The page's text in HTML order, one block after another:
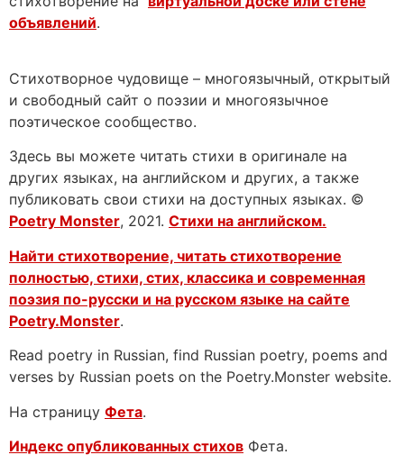
объявлений.
Стихотворное чудовище – многоязычный, открытый
и свободный сайт о поэзии и многоязычное
поэтическое сообщество.
Здесь вы можете читать стихи в оригинале на
других языках, на английском и других, а также
публиковать свои стихи на доступных языках. ©
Poetry Monster, 2021. Стихи на английском.
Найти стихотворение, читать стихотворение
полностью, стихи, стих, классика и современная
поэзия по-русски и на русском языке на сайте
Poetry.Monster.
Read poetry in Russian, find Russian poetry, poems and
verses by Russian poets on the Poetry.Monster website.
На страницу Фета.
Индекс опубликованных стихов Фета.